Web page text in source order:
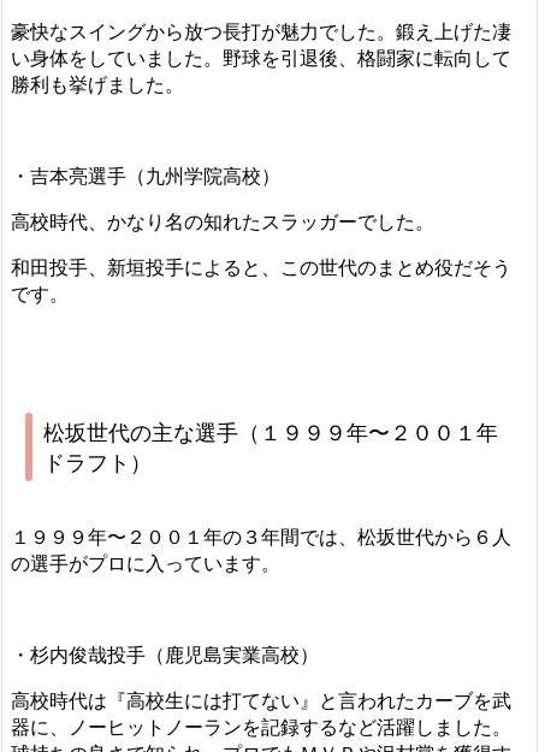
豪快なスイングから放つ長打が魅力でした。鍛え上げた凄
い身体をしていました。野球を引退後、格闘家に転向して
勝利も挙げました。
・吉本亮選手（九州学院高校）
高校時代、かなり名の知れたスラッガーでした。
和田投手、新垣投手によると、この世代のまとめ役だそう
です。
松坂世代の主な選手（１９９９年〜２００１年
ドラフト）
１９９９年〜２００１年の３年間では、松坂世代から６人
の選手がプロに入っています。
・杉内俊哉投手（鹿児島実業高校）
高校時代は『高校生には打てない』と言われたカーブを武
器に、ノーヒットノーランを記録するなど活躍しました。